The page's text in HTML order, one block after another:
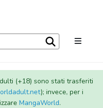
(+18) sono stati trasferiti
); invece, per i
MangaWorld.